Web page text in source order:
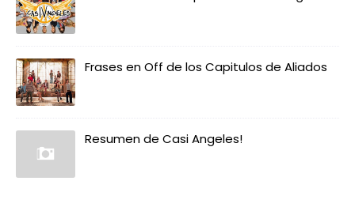
Frases en Off de los Capitulos de Aliados
Resumen de Casi Angeles!